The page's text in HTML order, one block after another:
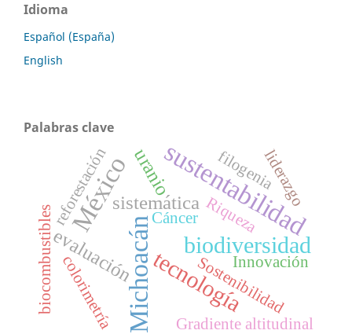
Idioma
Español (España)
English
Palabras clave
sustentabilidad
Michoacán
México
biodiversidad
tecnología
evaluación
sistemática
uranio
biocombustibles
reforestación
Sostenibilidad
colorimetría
liderazgo
Riqueza
Gradiente altitudinal
Cáncer
filogenia
Innovación